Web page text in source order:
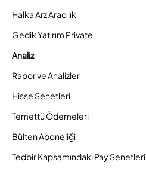
Halka Arz Aracılık
Gedik Yatırım Private
Analiz
Rapor ve Analizler
Hisse Senetleri
Temettü Ödemeleri
Bülten Aboneliği
Tedbir Kapsamındaki Pay Senetleri